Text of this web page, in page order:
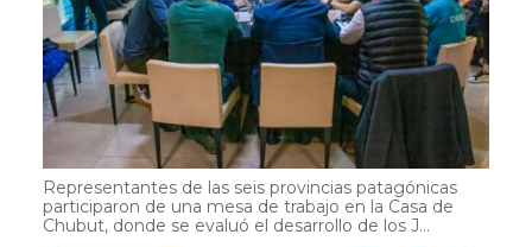
Representantes de las seis provincias patagónicas
participaron de una mesa de trabajo en la Casa de
Chubut, donde se evaluó el desarrollo de los J...